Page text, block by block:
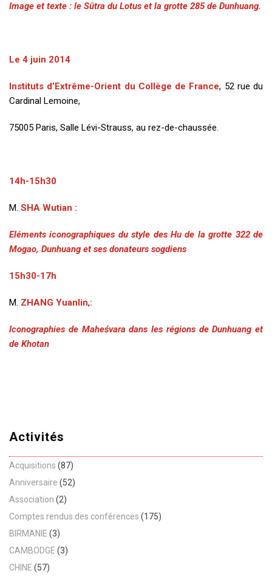
Image et texte : le Sûtra du Lotus et la grotte 285 de Dunhuang.
Le 4 juin 2014
Instituts d’Extrême-Orient du Collège de France, 52 rue du
Cardinal Lemoine,
75005 Paris, Salle Lévi-Strauss, au rez-de-chaussée.
14h-15h30
M. SHA Wutian :
Eléments iconographiques du style des Hu de la grotte 322 de
Mogao, Dunhuang et ses donateurs sogdiens
15h30-17h
M. ZHANG Yuanlin,:
Iconographies de Maheśvara dans les régions de Dunhuang et
de Khotan
Activités
Acquisitions (87)
Anniversaire (52)
Association (2)
Comptes rendus des conférences (175)
BIRMANIE (3)
CAMBODGE (3)
CHINE (57)